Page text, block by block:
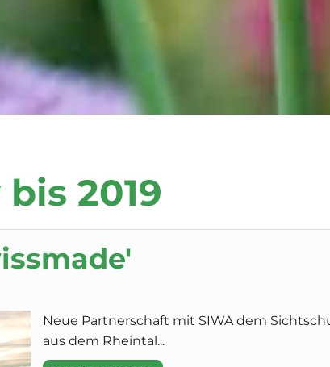
2019
Neue Partnerschaft mit SIWA dem
aus dem Rheintal...